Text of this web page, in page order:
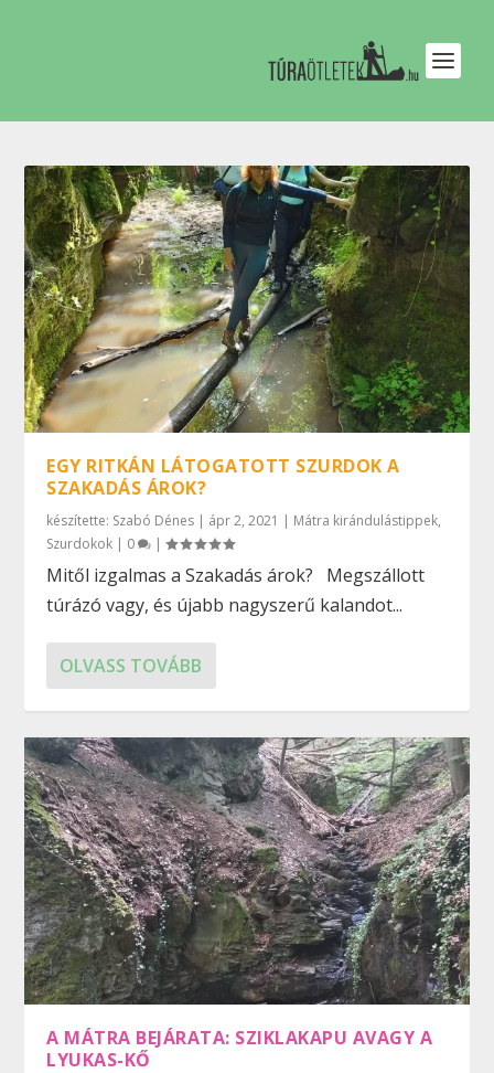
EGY RITKÁN LÁTOGATOTT SZURDOK A
SZAKADÁS ÁROK?
készítette: Szabó Dénes | ápr 2, 2021 | Mátra kirándulástippek,
Szurdokok | 0 |
Mitől izgalmas a Szakadás árok? Megszállott
túrázó vagy, és újabb nagyszerű kalandot...
OLVASS TOVÁBB
A MÁTRA BEJÁRATA: SZIKLAKAPU AVAGY A
LYUKAS-KŐ